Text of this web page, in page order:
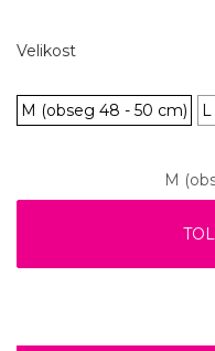
Velikost
M (obseg 48 - 50 cm)
M